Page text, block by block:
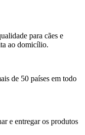
para cães e
ao domicílio.
de 50 países em todo
e entregar os produtos